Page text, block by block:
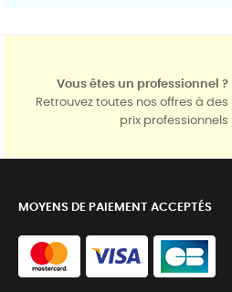
Vous êtes un professionnel ?
Retrouvez toutes nos offres à des
prix professionnels
MOYENS DE PAIEMENT ACCEPTÉS